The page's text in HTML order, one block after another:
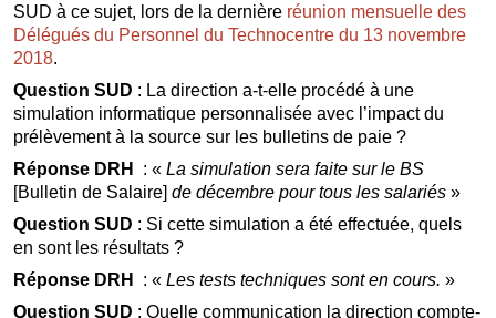
SUD à ce sujet, lors de la dernière réunion mensuelle des
Délégués du Personnel du Technocentre du 13 novembre
2018.
Question SUD : La direction a-t-elle procédé à une
simulation informatique personnalisée avec l’impact du
prélèvement à la source sur les bulletins de paie ?
Réponse DRH
: « La simulation sera faite sur le BS
[Bulletin de Salaire] de décembre pour tous les salariés»
Question SUD : Si cette simulation a été effectuée, quels
en sont les résultats ?
Réponse DRH
: « Les tests techniques sont en cours. »
Question SUD : Quelle communication la direction compte-